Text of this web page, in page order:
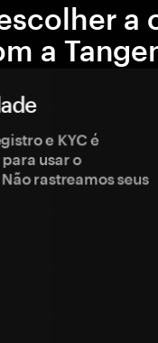
a
a
e KYC é
usar o
rastreamos seus